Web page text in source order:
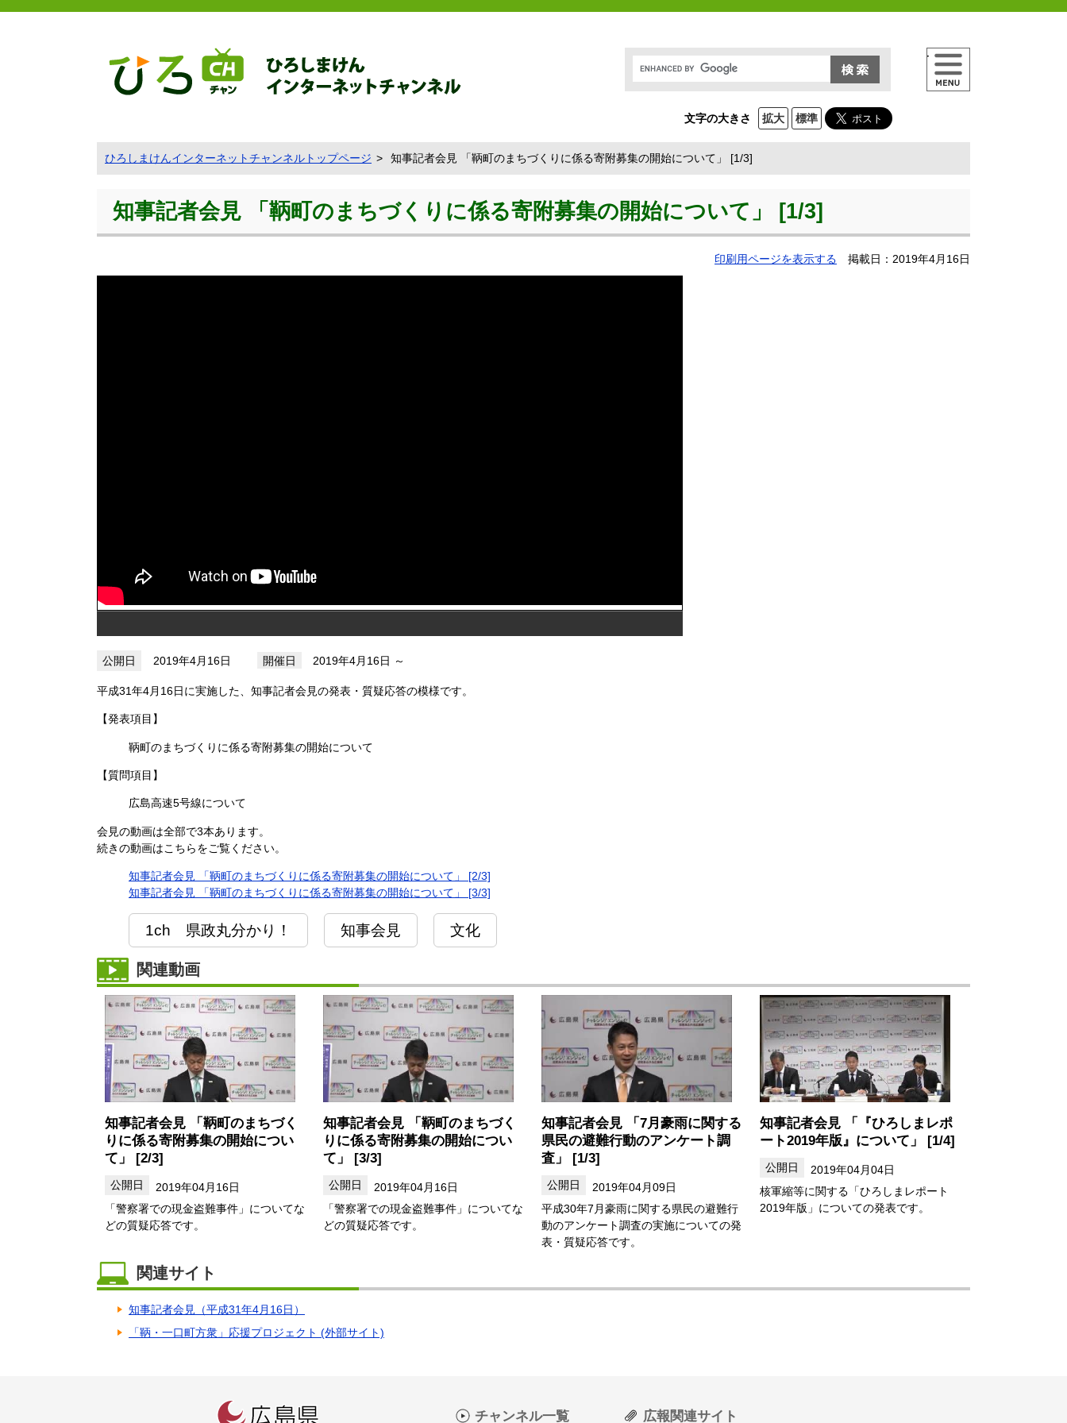
文字の大きさ 拡大 標準
メニュー
ひろしまけんインターネットチャンネルトップページ 知事記者会見 「鞆町のまちづくりに係る寄附募集の開始について」 [1/3]
知事記者会見 「鞆町のまちづくりに係る寄附募集の開始について」 [1/3]
印刷用ページを表示する 掲載日：2019年4月16日
2019年4月16日 2019年4月16日
平成31年4月16日に実施した、知事記者会見の発表・質疑応答の模様です。
【発表項目】
鞆町のまちづくりに係る寄附募集の開始について
【質問項目】
広島高速5号線について
会見の動画は全部で3本あります。
続きの動画はこちらをご覧ください。
知事記者会見 「鞆町のまちづくりに係る寄附募集の開始について」 [2/3]
知事記者会見 「鞆町のまちづくりに係る寄附募集の開始について」 [3/3]
1ch 県政丸分かり！ 知事会見 文化
関連動画
知事記者会見 「鞆町のまちづく
りに係る寄附募集の開始につい
て」 [2/3]
2019年04月16日
「警察署での現金盗難事件」についてな
どの質疑応答です。
知事記者会見 「鞆町のまちづく
りに係る寄附募集の開始につい
て」 [3/3]
2019年04月16日
「警察署での現金盗難事件」についてな
どの質疑応答です。
知事記者会見 「7月豪雨に関する
県民の避難行動のアンケート調
査」 [1/3]
2019年04月09日
平成30年7月豪雨に関する県民の避難行
動のアンケート調査の実施についての発
表・質疑応答です。
知事記者会見 「『ひろしまレポ
ート2019年版』について」 [1/4]
2019年04月04日
核軍縮等に関する「ひろしまレポート
2019年版」についての発表です。
関連サイト
知事記者会見（平成31年4月16日）
「鞆・一口町方衆」応援プロジェクト (外部サイト)
チャンネル一覧 広報関連サイト